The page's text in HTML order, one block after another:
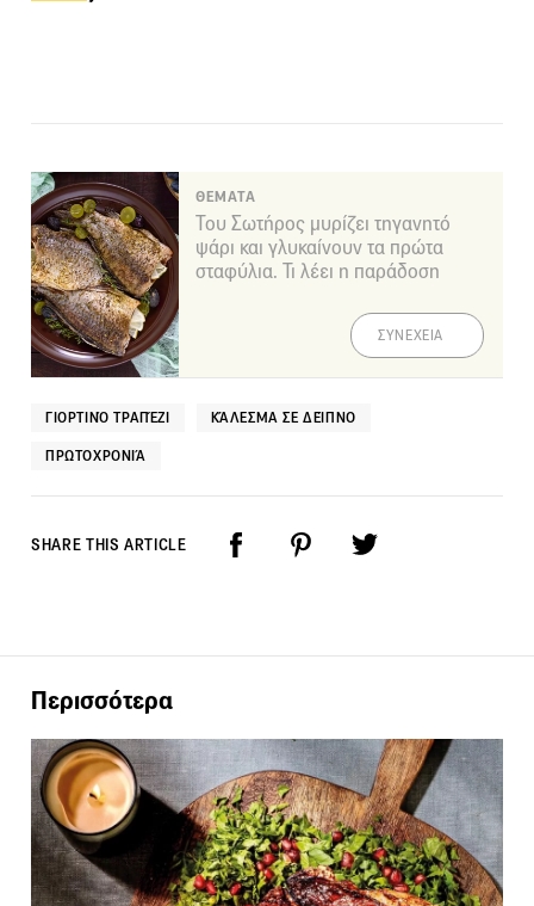
ΘΕΜΑΤΑ
Του Σωτήρος μυρίζει τηγανητό
ψάρι και γλυκαίνουν τα πρώτα
σταφύλια. Τι λέει η παράδοση
ΣΥΝΕΧΕΙΑ
ΓΙΟΡΤΙΝΌ ΤΡΑΠΈΖΙ ΚΆΛΕΣΜΑ ΣΕ ΔΕΊΠΝΟ
ΠΡΩΤΟΧΡΟΝΙΆ
SHARE THIS ARTICLE
Περισσότερα